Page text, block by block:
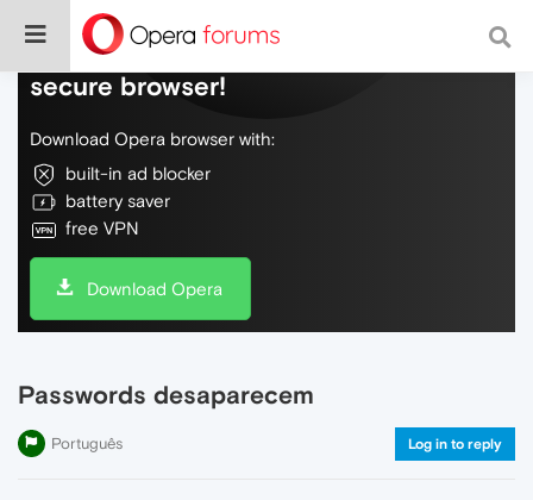
Do more on the web, with a fast and
secure browser!
Download Opera browser with:
built-in ad blocker
battery saver
free VPN
Download Opera
Passwords desaparecem
Português Log in to reply